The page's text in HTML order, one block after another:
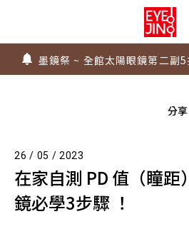
上傳處方，建立度數即贈 $300
不知道度數也能配鏡～愛鏡合
墨鏡祭 ~ 全館太陽眼鏡第二副
Super Sale！精選鏡框 6 折起
上傳處方，建立度數即贈
不知道度數也能配鏡～愛鏡合
分享
26 / 05 / 2023
在家自測 PD 值（瞳
鏡必學3步驟 ！